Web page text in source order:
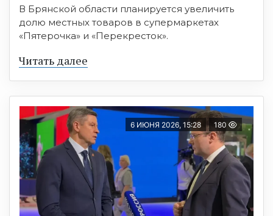
В Брянской области планируется увеличить
долю местных товаров в супермаркетах
«Пятерочка» и «Перекресток».
Читать далее
6 ИЮНЯ 2026, 15:28 180